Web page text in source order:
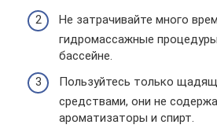
Не затрачивайте много
гидромассажные
бассейне.
Пользуйтесь только
средствами, они не
ароматизаторы и спирт.